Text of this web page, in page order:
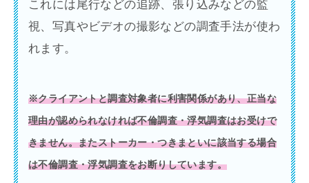
これには尾行などの追跡、張り込みなどの監
視、写真やビデオの撮影などの調査手法が使わ
れます。
※クライアントと調査対象者に利害関係があり、正当な
理由が認められなければ不倫調査・浮気調査はお受けで
きません。またストーカー・つきまといに該当する場合
は不倫調査・浮気調査をお断りしています。